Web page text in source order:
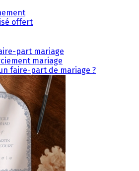
offert
part mariage
mariage
faire-part de mariage ?